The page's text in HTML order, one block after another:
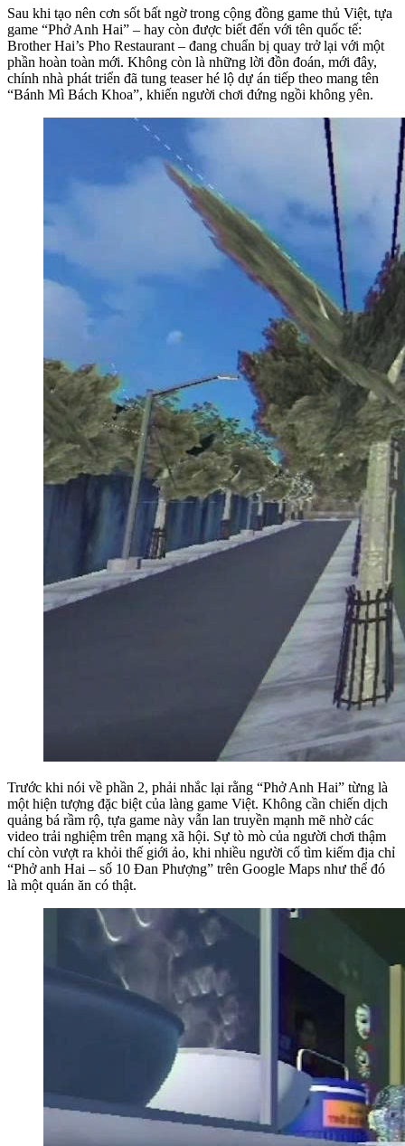
Sau khi tạo nên cơn sốt bất ngờ trong cộng đồng game thủ Việt, tựa
game “Phở Anh Hai” – hay còn được biết đến với tên quốc tế:
Brother Hai’s Pho Restaurant – đang chuẩn bị quay trở lại với một
phần hoàn toàn mới. Không còn là những lời đồn đoán, mới đây,
chính nhà phát triển đã tung teaser hé lộ dự án tiếp theo mang tên
“Bánh Mì Bách Khoa”, khiến người chơi đứng ngồi không yên.
Trước khi nói về phần 2, phải nhắc lại rằng “Phở Anh Hai” từng là
một hiện tượng đặc biệt của làng game Việt. Không cần chiến dịch
quảng bá rầm rộ, tựa game này vẫn lan truyền mạnh mẽ nhờ các
video trải nghiệm trên mạng xã hội. Sự tò mò của người chơi thậm
chí còn vượt ra khỏi thế giới ảo, khi nhiều người cố tìm kiếm địa chỉ
“Phở anh Hai – số 10 Đan Phượng” trên Google Maps như thể đó
là một quán ăn có thật.